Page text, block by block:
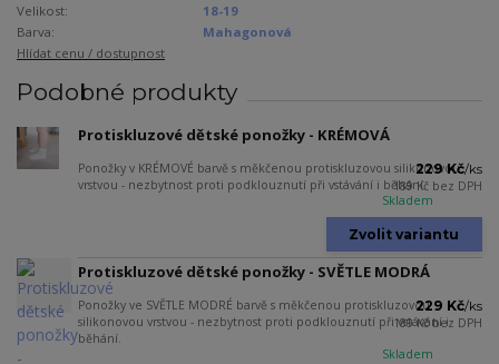
Velikost:
18-19
Barva:
Mahagonová
Hlídat cenu / dostupnost
Podobné produkty
Protiskluzové dětské ponožky - KRÉMOVÁ
Ponožky v KRÉMOVÉ barvě s měkčenou protiskluzovou silikonovou
vrstvou - nezbytnost proti podklouznutí při vstávání i běhání.
229 Kč/ks
189 Kč bez DPH
Skladem
Zvolit variantu
Protiskluzové dětské ponožky - SVĚTLE MODRÁ
Ponožky ve SVĚTLE MODRÉ barvě s měkčenou protiskluzovou
silikonovou vrstvou - nezbytnost proti podklouznutí při vstávání i
běhání.
229 Kč/ks
189 Kčbez DPH
Skladem